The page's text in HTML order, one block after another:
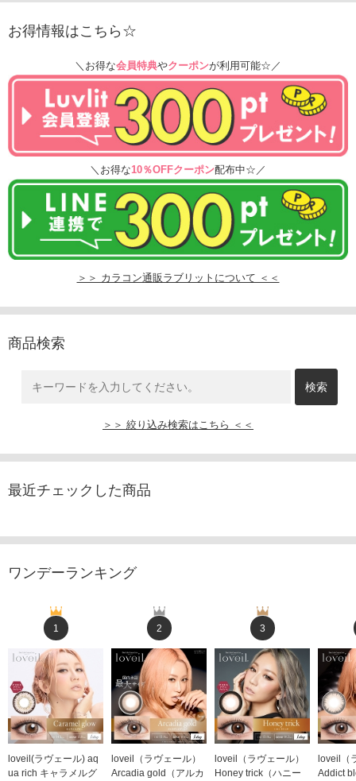
お得情報はこちら☆
＼お得な会員特典やクーポンが利用可能☆／
＼お得な10％OFFクーポン配布中☆／
＞＞ カラコン通販ラブリットについて ＜＜
商品検索
＞＞ 絞り込み検索はこちら ＜＜
最近チェックした商品
ワンデーランキング
1
loveil(ラヴェール) aq
ua rich キャラメルグ
2
loveil（ラヴェール）
Arcadia gold（アルカ
3
loveil（ラヴェール）
Honey trick（ハニー
loveil（
Addict